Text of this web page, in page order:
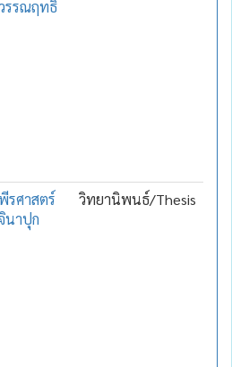
รรณฤทธิ์
รศาสตร์
นาปุก
วิทยานิพนธ์/Thesis